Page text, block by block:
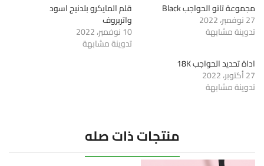
مجموعة تاتو الحواجب Black
27 نوفمبر، 2022
تدوينة مشابهة
قلم المايكرو بلدنيج اسود
واتربروف
10 نوفمبر، 2022
تدوينة مشابهة
اداة تحديد الحواجب 18K
27 أكتوبر، 2022
تدوينة مشابهة
منتجات ذات صله